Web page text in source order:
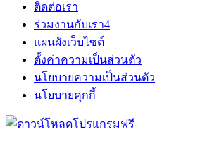
ติดต่อเรา
ร่วมงานกับเรา4
แผนผังเว็บไซต์
ตั้งค่าความเป็นส่วนตัว
นโยบายความเป็นส่วนตัว
นโยบายคุกกี้